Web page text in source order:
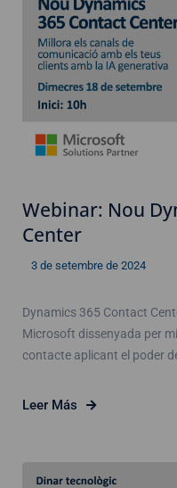
Webinar: Nou
Center
3 de setembre de 2024
Dynamics 365 Contact
Microsoft dissenyada per
contacte aplicant el poder
Leer Más